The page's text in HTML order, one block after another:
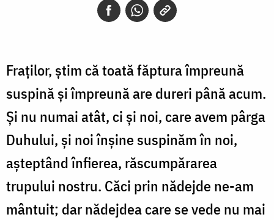
Fraților, știm că toată făptura împreună
suspină și împreună are dureri până acum.
Și nu numai atât, ci și noi, care avem pârga
Duhului, și noi înșine suspinăm în noi,
așteptând înfierea, răscumpărarea
trupului nostru. Căci prin nădejde ne-am
mântuit; dar nădejdea care se vede nu mai